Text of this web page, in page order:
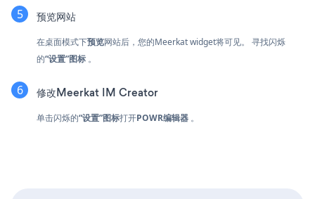
预览网站
在桌面模式下预览网站后，您的Meerkat widget将可见。 寻找闪烁
的“设置”图标 。
修改Meerkat IM Creator
单击闪烁的“设置”图标打开POWR编辑器 。